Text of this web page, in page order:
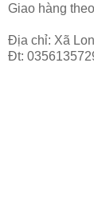
Giao hàng
Địa chỉ: Xã
Đt: